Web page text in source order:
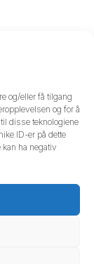
og/eller få tilgang
og for å
disse teknologiene
ID-er på dette
ha negativ
AS. Vi
og legg
avvike. Vi tek